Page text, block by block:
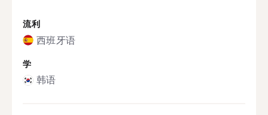
流利
西班牙语
学
韩语